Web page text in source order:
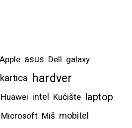
Apple asus Dell galaxy
hardver
Huawei intel Kućište laptop
Microsoft Miš mobitel